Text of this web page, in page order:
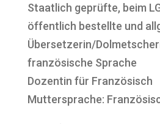
Staatlich geprüfte, beim
öffentlich bestellte und
Übersetzerin/
französische Sprache
Dozentin für Französisch
Muttersprache: